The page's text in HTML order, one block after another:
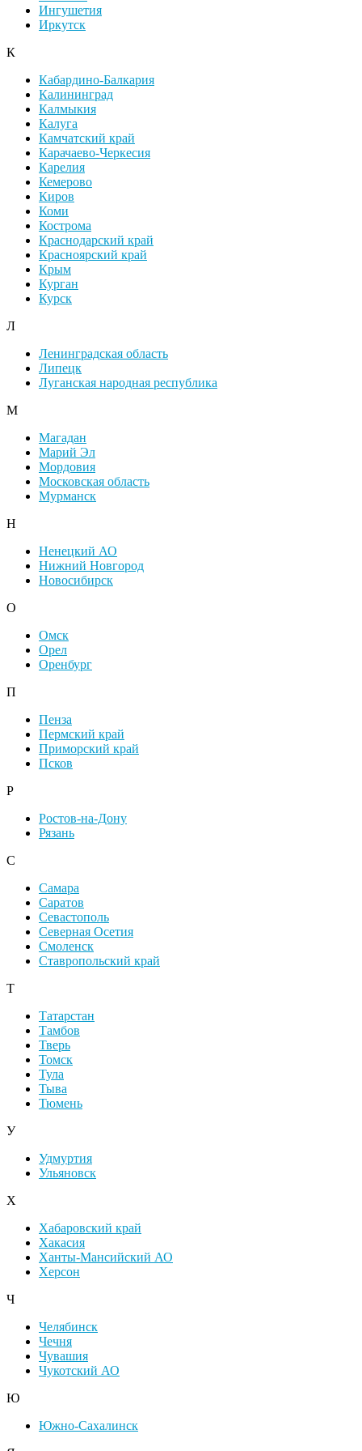
Ингушетия
Иркутск
К
Кабардино-Балкария
Калининград
Калмыкия
Калуга
Камчатский край
Карачаево-Черкесия
Карелия
Кемерово
Киров
Коми
Кострома
Краснодарский край
Красноярский край
Крым
Курган
Курск
Л
Ленинградская область
Липецк
Луганская народная республика
М
Магадан
Марий Эл
Мордовия
Московская область
Мурманск
Н
Ненецкий АО
Нижний Новгород
Новосибирск
О
Омск
Орел
Оренбург
П
Пенза
Пермский край
Приморский край
Псков
Р
Ростов-на-Дону
Рязань
С
Самара
Саратов
Севастополь
Северная Осетия
Смоленск
Ставропольский край
Т
Татарстан
Тамбов
Тверь
Томск
Тула
Тыва
Тюмень
У
Удмуртия
Ульяновск
Х
Хабаровский край
Хакасия
Ханты-Мансийский АО
Херсон
Ч
Челябинск
Чечня
Чувашия
Чукотский АО
Ю
Южно-Сахалинск